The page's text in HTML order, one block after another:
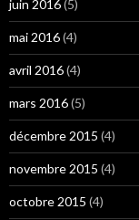
juin 2016(5)
mai 2016(4)
avril 2016(4)
mars 2016(5)
décembre 2015 (4)
novembre 2015 (4)
octobre 2015 (4)